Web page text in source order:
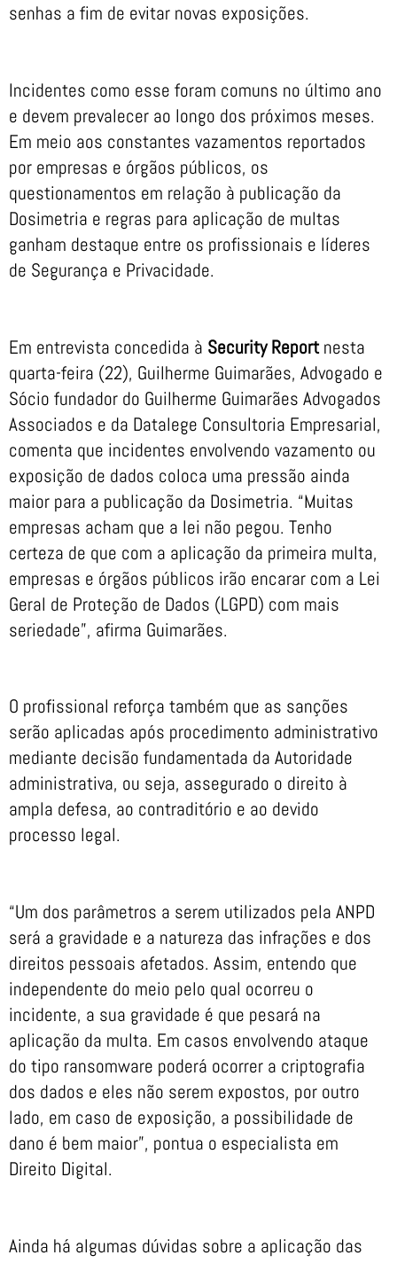
senhas a fim de evitar novas exposições.
Incidentes como esse foram comuns no último ano
e devem prevalecer ao longo dos próximos meses.
Em meio aos constantes vazamentos reportados
por empresas e órgãos públicos, os
questionamentos em relação à publicação da
Dosimetria e regras para aplicação de multas
ganham destaque entre os profissionais e líderes
de Segurança e Privacidade.
Em entrevista concedida à Security Reportnesta
quarta-feira (22), Guilherme Guimarães, Advogado e
Sócio fundador do Guilherme Guimarães Advogados
Associados e da Datalege Consultoria Empresarial,
comenta que incidentes envolvendo vazamento ou
exposição de dados coloca uma pressão ainda
maior para a publicação da Dosimetria. “Muitas
empresas acham que a lei não pegou. Tenho
certeza de que com a aplicação da primeira multa,
empresas e órgãos públicos irão encarar com a Lei
Geral de Proteção de Dados (LGPD) com mais
seriedade”, afirma Guimarães.
O profissional reforça também que as sanções
serão aplicadas após procedimento administrativo
mediante decisão fundamentada da Autoridade
administrativa, ou seja, assegurado o direito à
ampla defesa, ao contraditório e ao devido
processo legal.
“Um dos parâmetros a serem utilizados pela ANPD
será a gravidade e a natureza das infrações e dos
direitos pessoais afetados. Assim, entendo que
independente do meio pelo qual ocorreu o
incidente, a sua gravidade é que pesará na
aplicação da multa. Em casos envolvendo ataque
do tipo ransomware poderá ocorrer a criptografia
dos dados e eles não serem expostos, por outro
lado, em caso de exposição, a possibilidade de
dano é bem maior”, pontua o especialista em
Direito Digital.
Ainda há algumas dúvidas sobre a aplicação das